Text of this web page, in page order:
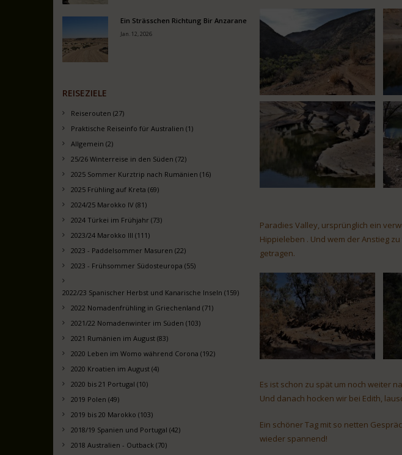
Paradies Valley, ursprünglich ein
Hippieleben . Und wem der Anstieg
getragen.
Es ist schon zu spät um noch weiter
Und danach hocken wir bei Edith,
Ein schöner Tag mit so netten
wieder spannend!
Ein Strässchen Richtung Bir Anzarane
Jan. 12, 2026
REISEZIELE
Reiserouten (27)
Praktische Reiseinfo für Australien (1)
Allgemein (2)
25/26 Winterreise in den Süden (72)
2025 Sommer Kurztrip nach Rumänien (16)
2025 Frühling auf Kreta (69)
2024/25 Marokko IV (81)
2024 Türkei im Frühjahr (73)
2023/24 Marokko III (111)
2023 - Paddelsommer Masuren (22)
2023 - Frühsommer Südosteuropa (55)
2022/23 Spanischer Herbst und Kanarische Inseln (159)
2022 Nomadenfrühling in Griechenland (71)
2021/22 Nomadenwinter im Süden (103)
2021 Rumänien im August (83)
2020 Leben im Womo während Corona (192)
2020 Kroatien im August (4)
2020 bis 21 Portugal (10)
2019 Polen (49)
2019 bis 20 Marokko (103)
2018/19 Spanien und Portugal (42)
2018 Australien - Outback (70)